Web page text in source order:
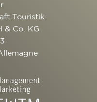
Touristik
& Co. KG